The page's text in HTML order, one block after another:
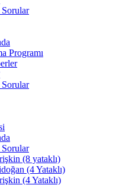
Sorular
Programı
Sorular
Sorular
(8 yataklı)
(4 Yataklı)
(4 Yataklı)